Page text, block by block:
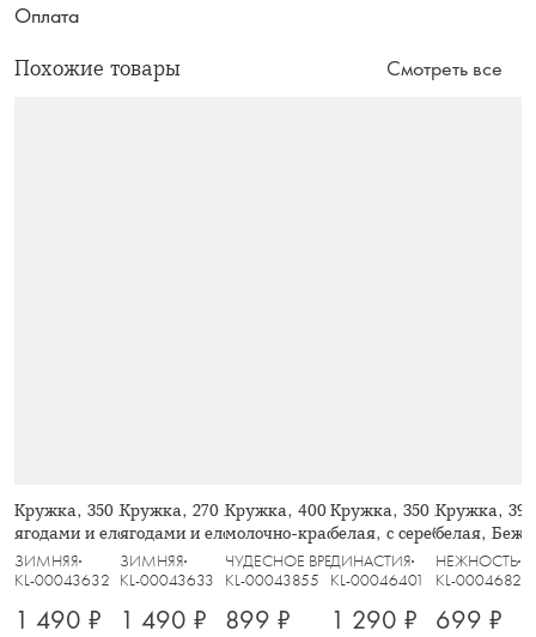
Оплата
Похожие товары Смотреть все
Кружка, 350 мл, 2 шт, стекло Б, с
ягодами и еловыми ветками
внутри, Wind-mystery
ЗИМНЯЯ
KL-00043632
1 490 ₽
Кружка, 270 мл, 2 шт, стекло Б, с
ягодами и еловыми ветками
внутри, Wind-mystery
ЗИМНЯЯ
KL-00043633
1 490 ₽
Кружка, 400 мл, керамика D,
молочно-красная, Бант
ЧУДЕСНОЕ ВРЕМЯ
KL-00043855
899 ₽
Кружка, 350 мл, 2 шт,
белая, с серебристым
Dynasty
ДИНАСТИЯ
KL-00046401
1 290 ₽
Кружка,
белая,
НЕЖНОСТЬ
KL-00046828
699 ₽